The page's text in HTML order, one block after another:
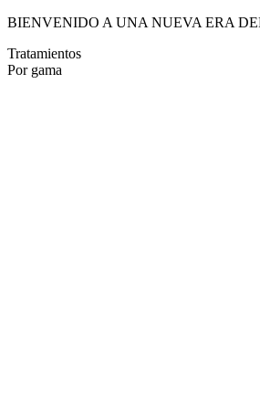
BIENVENIDO A UNA NUEVA ERA
Tratamientos
Por gama